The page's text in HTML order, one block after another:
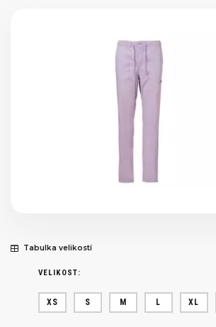
Tabulka velikostí
VELIKOST:
XS S M L XL